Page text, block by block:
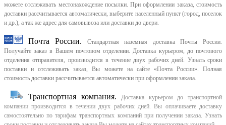
можете отслеживать местонахождение посылки. При оформлении заказа, стоимость
доставки рассчитывается автоматически, выберите населенный пункт (город, поселок
и др.), а так же адрес для самовывоза или доставки до двери.
Почта России.
Стандартная наземная доставка Почты России.
Получайте заказ в Вашем почтовом отделении. Доставка курьером, до почтового
отделения отправителя, производится в течение двух рабочих дней. Узнать сроки
поставки и отслеживать заказ, Вы можете на сайте «Почта России». Полная
стоимость доставки рассчитывается автоматически при оформлении заказа.
Транспортная компания.
Доставка курьером до транспортной
компании производится в течении двух рабочих дней. Вы оплачиваете доставку
самостоятельно по тарифам транспортных компаний при получении заказа. Узнать